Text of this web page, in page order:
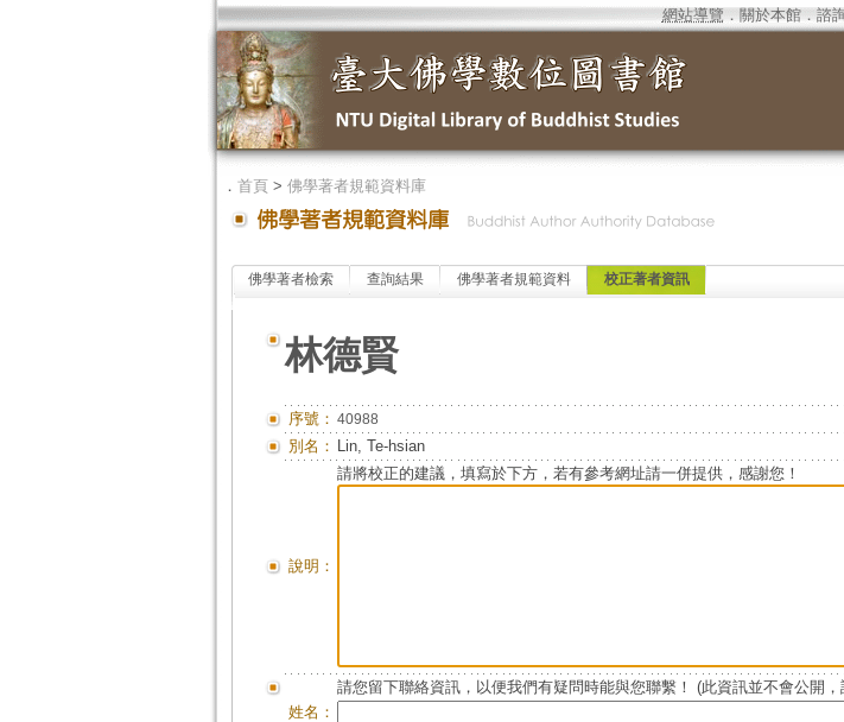
網站導覽 ． 關於本館． 諮
． 首頁> 佛學著者規範資料庫
佛學著者檢索 查詢結果 佛學著者規範資料 校正著者資訊
林德賢
序號： 40988
別名： Lin, Te-hsian
說明：
請將校正的建議，填寫於下方，若有參考網址請一併提供，感謝您！
請您留下聯絡資訊，以便我們有疑問時能與您聯繫！ (此資訊並不會公開
姓名：